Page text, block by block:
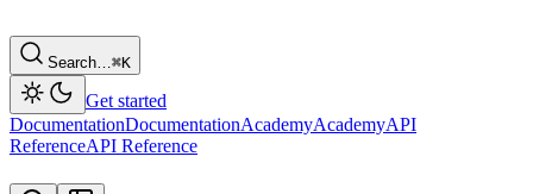
Search…⌘K
Get started
DocumentationDocumentationAcademyAcademyAPI
ReferenceAPI Reference